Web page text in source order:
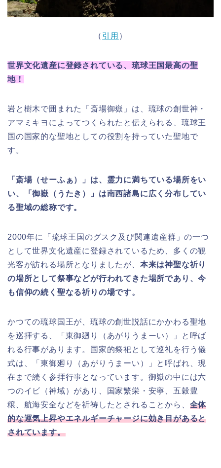
（ 引用 ）
世界文化遺産に登録されている、琉球王国最高の聖
地！
岩と樹木で囲まれた「斎場御嶽」は、琉球の創世神・
アマミキヨによってつくられたと伝えられる、琉球王
国の国家的な聖地としての役割を持っていた聖地で
す。
「斎場（せーふぁ）」は、霊力に満ちている場所をい
い、「御嶽（うたき）」は南西諸島に広く分布してい
る聖域の総称です。
2000年に「琉球王国のグスク及び関連遺産群」の一つ
として世界文化遺産に登録されているため、多くの観
光客が訪れる場所となりましたが、 本来は神聖な祈り
の場所として祭事などが行われてきた場所であり、今
も信仰の続く聖なる祈りの場です。
かつての琉球国王が、琉球の創世説話にかかわる聖地
を巡拝する、「東御廻り（あがりうまーい）」と呼ば
れる行事があります。国家的祭祀として巡礼を行う儀
式は、「東御廻り（あがりうまーい）」と呼ばれ、現
在まで続く参拝行事となっています。御嶽の中には六
つのイビ（神域）があり、国家繁栄・安寧、五穀豊
穣、航海安全などを祈祷したとされることから、 全体
的な運気上昇やエネルギーチャージに効き目があると
されています。